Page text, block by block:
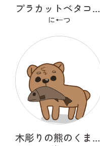
プラカットベタコレクションver.1
に←つ
木彫りの熊のくまっくまさん